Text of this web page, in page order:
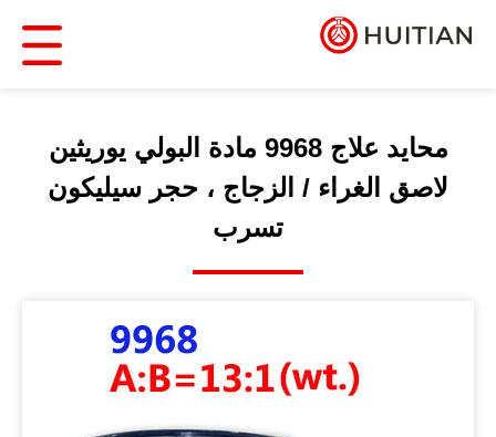
محايد علاج 9968 مادة البولي يوريثين
لاصق الغراء / الزجاج ، حجر سيليكون
تسرب